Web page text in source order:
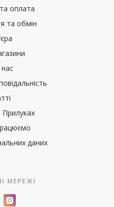
оплата
та обмін
даних
МЕРЕЖІ